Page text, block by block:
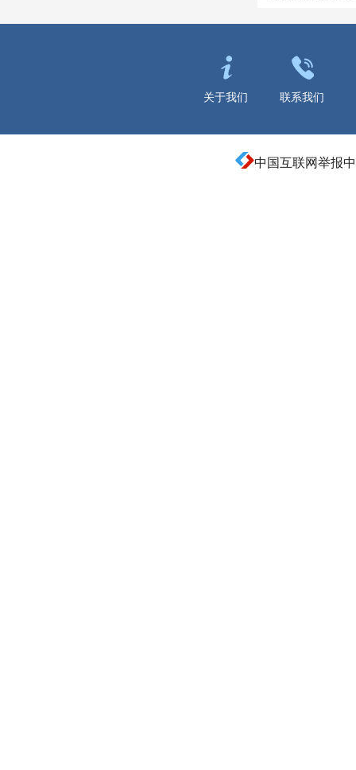
关于我们 联系我们
中国互联网举报